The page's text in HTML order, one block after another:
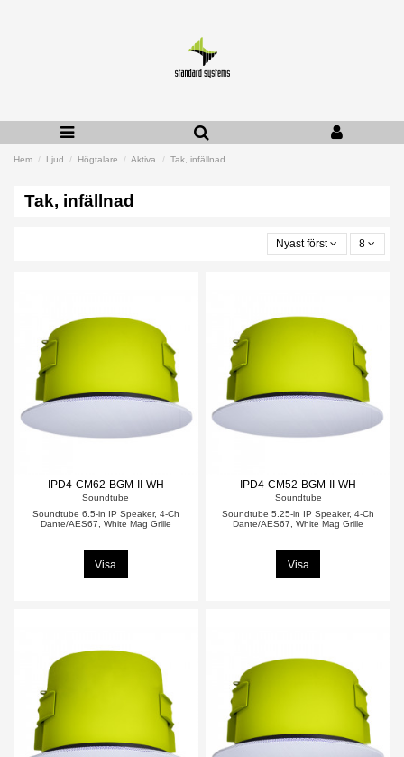
Hem Ljud Högtalare Aktiva Tak, infällnad
Tak, infällnad
Nyast först 8
IPD4-CM62-BGM-II-WH
Soundtube
Soundtube 6.5-in IP Speaker, 4-Ch
Dante/AES67, White Mag Grille
Visa
IPD4-CM52-BGM-II-WH
Soundtube
Soundtube 5.25-in IP Speaker, 4-Ch
Dante/AES67, White Mag Grille
Visa